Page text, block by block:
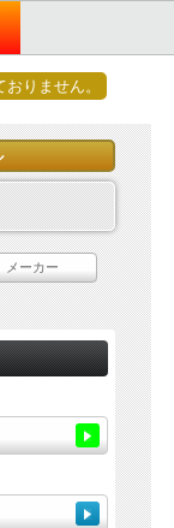
りません。
メーカー